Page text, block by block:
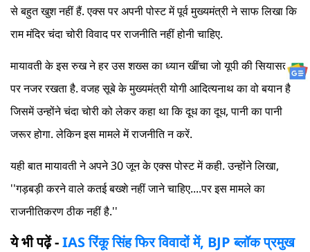
से बहुत खुश नहीं हैं. एक्स पर अपनी पोस्ट में पूर्व मुख्यमंत्री ने साफ लिखा कि
राम मंदिर चंदा चोरी विवाद पर राजनीति नहीं होनी चाहिए.
मायावती के इस रुख ने हर उस शख्स का ध्यान खींचा जो यूपी की सियासत
पर नजर रखता है. वजह सूबे के मुख्यमंत्री योगी आदित्यनाथ का वो बयान है
जिसमें उन्होंने चंदा चोरी को लेकर कहा था कि दूध का दूध, पानी का पानी
जरूर होगा. लेकिन इस मामले में राजनीति न करें.
यही बात मायावती ने अपने 30 जून के एक्स पोस्ट में कही. उन्होंने लिखा,
''गड़बड़ी करने वाले कतई बख्शे नहीं जाने चाहिए....पर इस मामले का
राजनीतिकरण ठीक नहीं है.''
ये भी पढ़ें -IAS रिंकू सिंह फिर विवादों में, BJP ब्लॉक प्रमुख